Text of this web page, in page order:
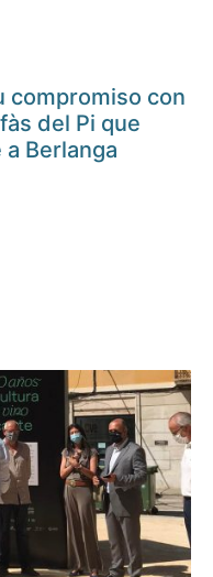
compromiso con
del Pi que
Berlanga